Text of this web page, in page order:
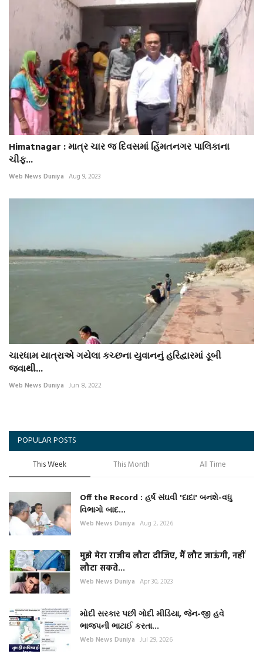
Himatnagar : માત્ર ચાર જ દિવસમાં હિંમતનગર પાલિકાના
ચીફ...
Web News Duniya Aug 9, 2023
ચારધામ યાત્રાએ ગયેલા કચ્છના યુવાનનું હરિદ્વારમાં ડૂબી
જવાથી...
Web News Duniya Jun 8, 2022
POPULAR POSTS
This Week This Month All Time
Off the Record : હર્ષ સંઘવી 'દાદા' બનશે-વધુ
વિભાગો બાદ...
Web News Duniya Aug 2, 2026
मुझे मेरा राजीव लौटा दीजिए, मैं लौट जाऊंगी, नहीं
लौटा सकते...
Web News Duniya Apr 30, 2023
મોદી સરકાર પછી ગોદી મીડિયા, જેન-જી હવે
ભાજપની ભાટાઈ કરતા...
Web News Duniya Jul 29, 2026